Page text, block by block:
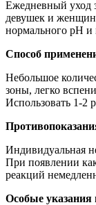
Ежедневный уход
девушек и
нормального pH
Способ
Небольшое
зоны, легко
Использовать 1-2
Индивидуальная
При появлении
реакций
Особые указания